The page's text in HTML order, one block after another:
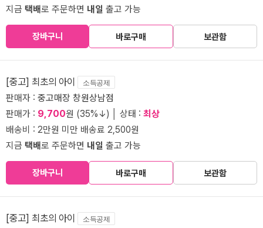
지금 택배로 주문하면 내일 출고 가능
장바구니 바로구매 보관함
[중고] 최초의 아이 소득공제
판매자 : 중고매장 창원상남점
판매가 : 9,700원 (35%↓) │ 상태 : 최상
배송비 : 2만원 미만 배송료 2,500원
지금 택배로 주문하면 내일 출고 가능
장바구니 바로구매 보관함
[중고] 최초의 아이 소득공제